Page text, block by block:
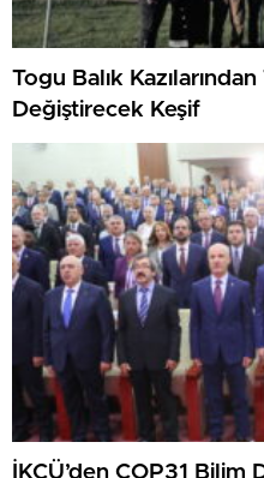
Togu Balık
Değiştirecek Keşif
İKÇÜ’den COP31 Bilim